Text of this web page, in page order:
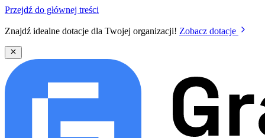
Przejdź do głównej treści
Znajdź idealne dotacje dla Twojej organizacji! Zobacz dotacje